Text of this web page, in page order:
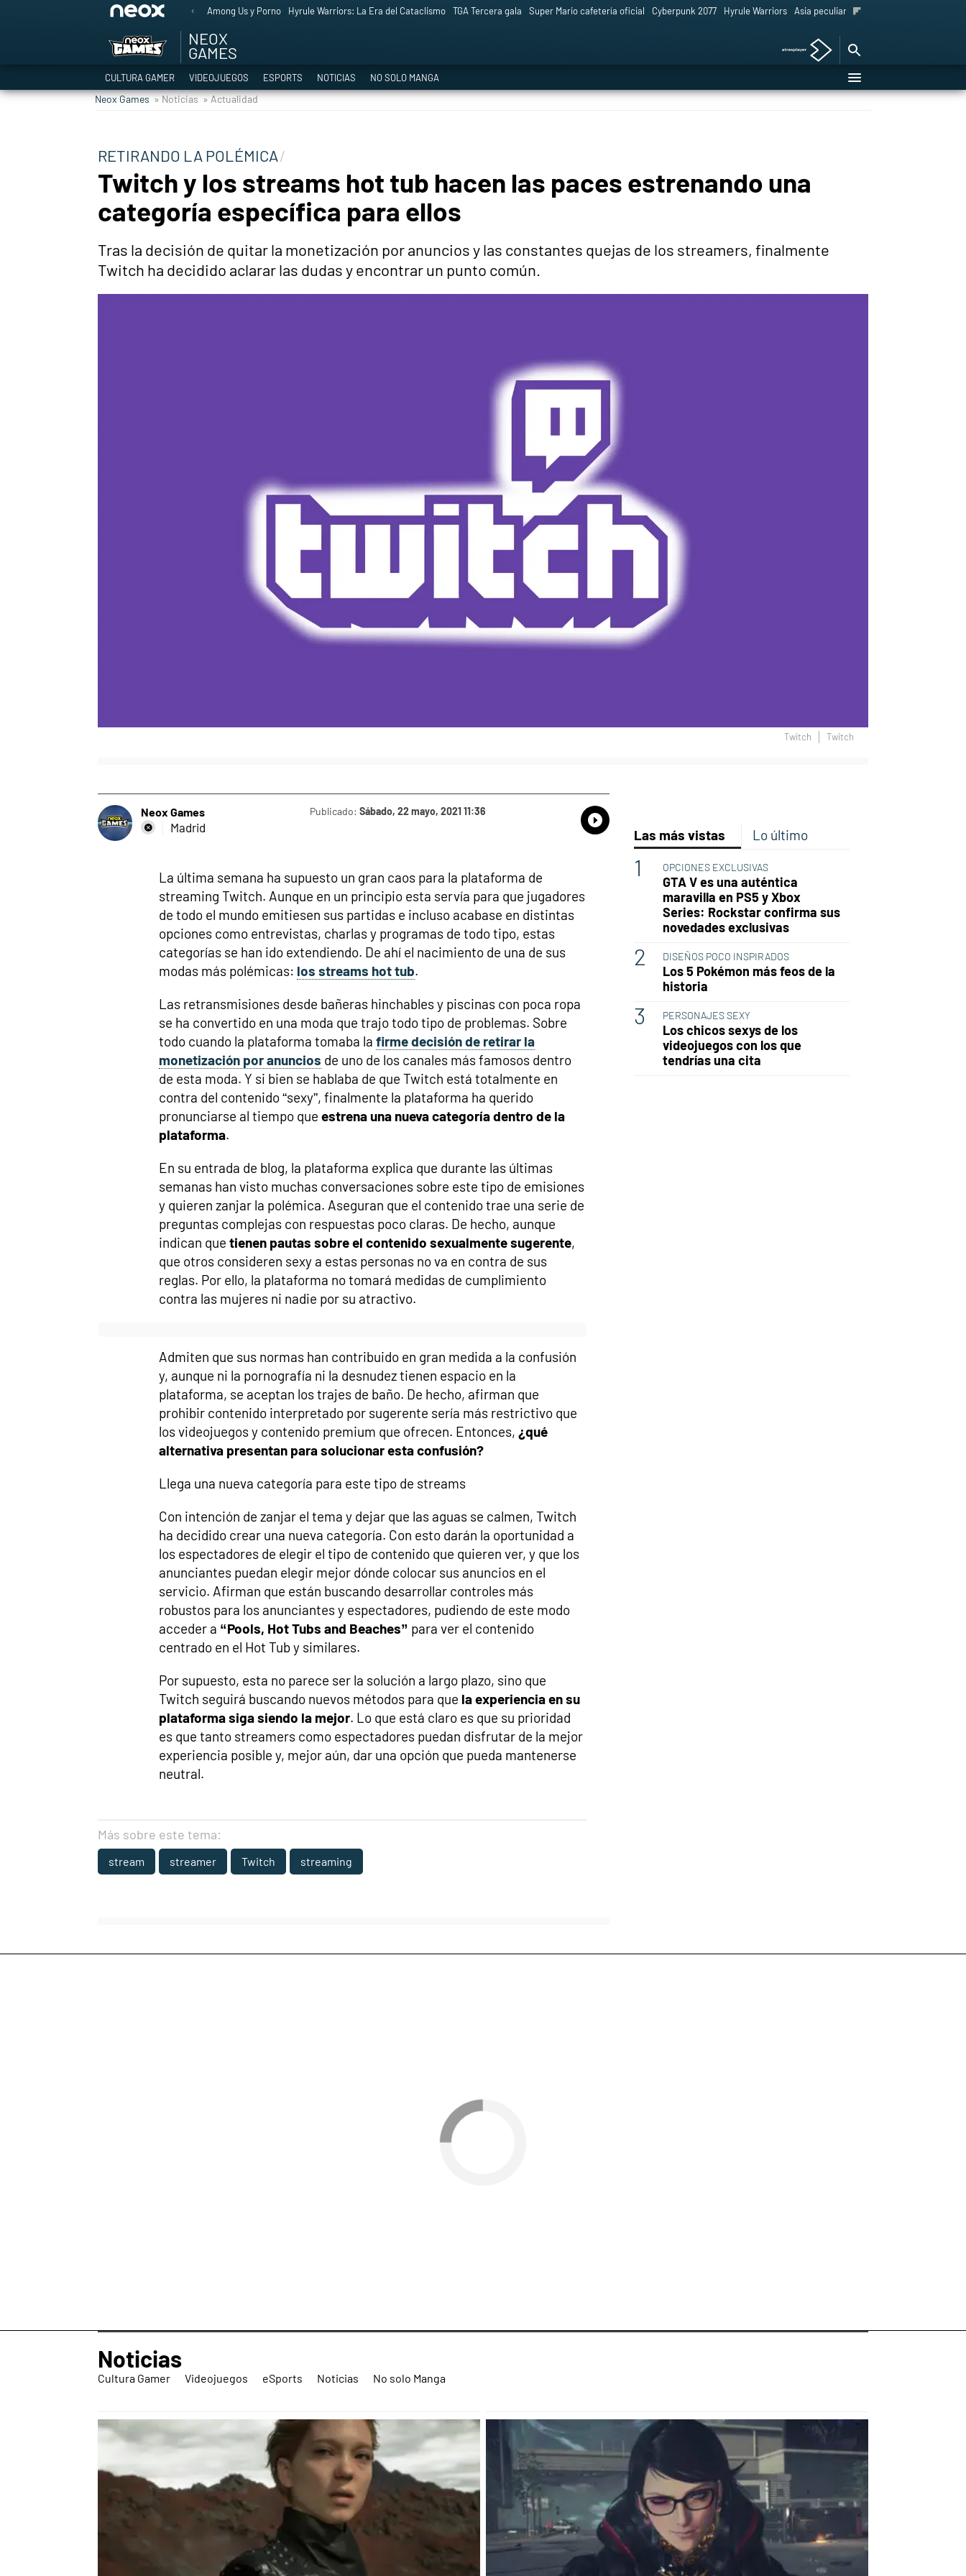
Among Us y Porno Hyrule Warriors: La Era del Cataclismo TGA Tercera gala Super Mario cafetería oficial Cyberpunk 2077 Hyrule Warriors Asia peculiar tradición
NEOX
GAMES
CULTURA GAMER VIDEOJUEGOS ESPORTS NOTICIAS NO SOLO MANGA
Neox Games » Noticias » Actualidad
RETIRANDO LA POLÉMICA
Twitch y los streams hot tub hacen las paces estrenando una
categoría específica para ellos
Tras la decisión de quitar la monetización por anuncios y las constantes quejas de los streamers, finalmente
Twitch ha decidido aclarar las dudas y encontrar un punto común.
Twitch Twitch
Neox Games
Madrid
Publicado: Sábado, 22 mayo, 2021 11:36
Whatsapp
Compartir
La última semana ha supuesto un gran caos para la plataforma de
streaming Twitch. Aunque en un principio esta servía para que jugadores
de todo el mundo emitiesen sus partidas e incluso acabase en distintas
opciones como entrevistas, charlas y programas de todo tipo, estas
categorías se han ido extendiendo. De ahí el nacimiento de una de sus
modas más polémicas: los streams hot tub.
Las retransmisiones desde bañeras hinchables y piscinas con poca ropa
se ha convertido en una moda que trajo todo tipo de problemas. Sobre
todo cuando la plataforma tomaba la firme decisión de retirar la
monetización por anuncios de uno de los canales más famosos dentro
de esta moda. Y si bien se hablaba de que Twitch está totalmente en
contra del contenido “sexy”, finalmente la plataforma ha querido
pronunciarse al tiempo que estrena una nueva categoría dentro de la
plataforma.
En su entrada de blog, la plataforma explica que durante las últimas
semanas han visto muchas conversaciones sobre este tipo de emisiones
y quieren zanjar la polémica. Aseguran que el contenido trae una serie de
preguntas complejas con respuestas poco claras. De hecho, aunque
indican que tienen pautas sobre el contenido sexualmente sugerente,
que otros consideren sexy a estas personas no va en contra de sus
reglas. Por ello, la plataforma no tomará medidas de cumplimiento
contra las mujeres ni nadie por su atractivo.
Admiten que sus normas han contribuido en gran medida a la confusión
y, aunque ni la pornografía ni la desnudez tienen espacio en la
plataforma, se aceptan los trajes de baño. De hecho, afirman que
prohibir contenido interpretado por sugerente sería más restrictivo que
los videojuegos y contenido premium que ofrecen. Entonces, ¿qué
alternativa presentan para solucionar esta confusión?
Llega una nueva categoría para este tipo de streams
Con intención de zanjar el tema y dejar que las aguas se calmen, Twitch
ha decidido crear una nueva categoría. Con esto darán la oportunidad a
los espectadores de elegir el tipo de contenido que quieren ver, y que los
anunciantes puedan elegir mejor dónde colocar sus anuncios en el
servicio. Afirman que están buscando desarrollar controles más
robustos para los anunciantes y espectadores, pudiendo de este modo
acceder a “Pools, Hot Tubs and Beaches” para ver el contenido
centrado en el Hot Tub y similares.
Por supuesto, esta no parece ser la solución a largo plazo, sino que
Twitch seguirá buscando nuevos métodos para que la experiencia en su
plataforma siga siendo la mejor. Lo que está claro es que su prioridad
es que tanto streamers como espectadores puedan disfrutar de la mejor
experiencia posible y, mejor aún, dar una opción que pueda mantenerse
neutral.
Más sobre este tema:
stream streamer Twitch streaming
Las más vistas Lo último
OPCIONES EXCLUSIVAS
GTA V es una auténtica
maravilla en PS5 y Xbox
Series: Rockstar confirma sus
novedades exclusivas
DISEÑOS POCO INSPIRADOS
Los 5 Pokémon más feos de la
historia
PERSONAJES SEXY
Los chicos sexys de los
videojuegos con los que
tendrías una cita
Noticias
Cultura Gamer Videojuegos eSports Noticias No solo Manga